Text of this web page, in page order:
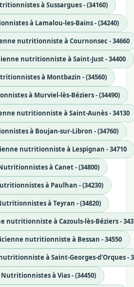
à Sussargues - (34160)
à Lamalou-les-Bains - (34240)
nutritionniste à Cournonsec - 34660
nutritionniste à Saint-Just - 34400
à Montbazin - (34560)
à Murviel-lès-Béziers - (34490)
nutritionniste à Saint-Aunès - 34130
à Boujan-sur-Libron - (34760)
nutritionniste à Lespignan - 34710
à Canet - (34800)
à Paulhan - (34230)
à Teyran - (34820)
nutritionniste à Cazouls-lès-Béziers -
nutritionniste à Bessan - 34550
à Saint-Georges-d'Orques -
à Vias - (34450)